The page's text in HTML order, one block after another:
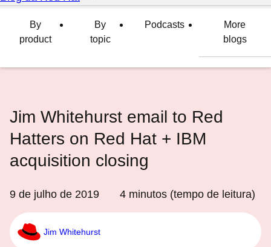
idioma
By
product
By
topic
Podcasts
More
blogs
Jim Whitehurst email to Red
Hatters on Red Hat + IBM
acquisition closing
9 de julho de 2019 4 minutos (tempo de leitura)
Jim Whitehurst